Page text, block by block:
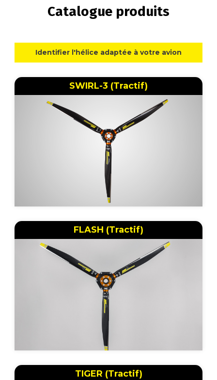
Catalogue produits
Identifier l'hélice adaptée à votre avion
SWIRL-3 (Tractif)
FLASH (Tractif)
TIGER (Tractif)